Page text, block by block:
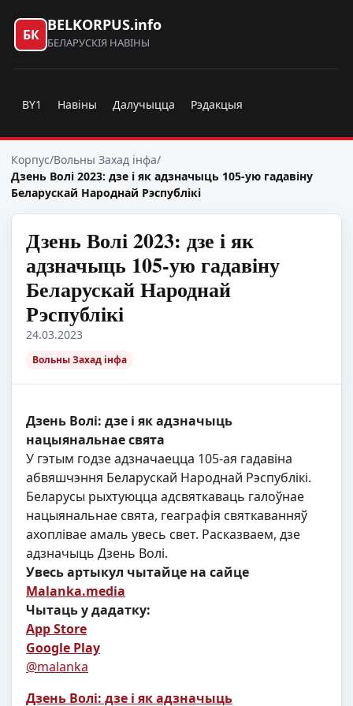
БК
BELKORPUS.info
БЕЛАРУСКІЯ НАВІНЫ
BY1 Навіны Далучыцца Рэдакцыя
Корпус/Вольны Захад інфа/
Дзень Волі 2023: дзе і як адзначыць 105-ую гадавіну
Беларускай Народнай Рэспублікі
Дзень Волі 2023: дзе і як
адзначыць 105-ую гадавіну
Беларускай Народнай
Рэспублікі
24.03.2023
Вольны Захад інфа
Дзень Волі: дзе і як адзначыць
нацыянальнае свята
У гэтым годзе адзначаецца 105-ая гадавіна
абвяшчэння Беларускай Народнай Рэспублікі.
Беларусы рыхтуюцца адсвяткаваць галоўнае
нацыянальнае свята, геаграфія святкаванняў
ахоплівае амаль увесь свет. Расказваем, дзе
адзначыць Дзень Волі.
Увесь артыкул чытайце на сайце
Malanka.media
Чытаць у дадатку:
App Store
Google Play
@malanka
Дзень Волі: дзе і як адзначыць